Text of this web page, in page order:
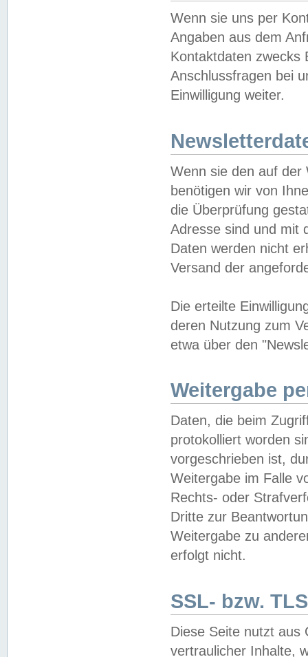
Wenn sie uns per
Angaben aus dem
Kontaktdaten zwecks
Anschlussfragen bei
Einwilligung weiter.
Wenn sie den auf der
benötigen wir von
die Überprüfung
Adresse sind und mit
Daten werden nicht
Versand der
Die erteilte
deren Nutzung zum
etwa über den
Weitergabe
Daten, die beim
protokolliert worden
vorgeschrieben ist,
Weitergabe im Falle
Rechts- oder
Dritte zur
Weitergabe zu
erfolgt nicht.
SSL- bzw.
Diese Seite nutzt aus
vertraulicher Inhalte,